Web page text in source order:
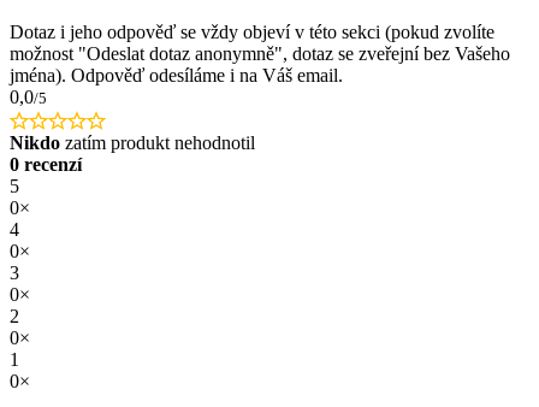
Dotaz i jeho odpověď se vždy objeví v této sekci (pokud zvolíte
možnost "Odeslat dotaz anonymně", dotaz se zveřejní bez Vašeho
jména). Odpověď odesíláme i na Váš email.
0,0/5
Nikdo zatím produkt nehodnotil
0 recenzí
5
0×
4
0×
3
0×
2
0×
1
0×